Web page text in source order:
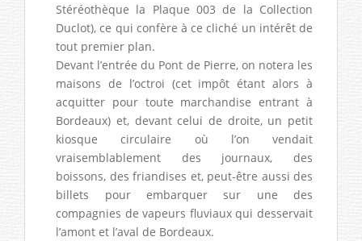
Stéréothèque la Plaque 003 de la Collection
Duclot), ce qui confère à ce cliché un intérêt de
tout premier plan.
Devant l’entrée du Pont de Pierre, on notera les
maisons de l’octroi (cet impôt étant alors à
acquitter pour toute marchandise entrant à
Bordeaux) et, devant celui de droite, un petit
kiosque circulaire où l’on vendait
vraisemblablement des journaux, des
boissons, des friandises et, peut-être aussi des
billets pour embarquer sur une des
compagnies de vapeurs fluviaux qui desservait
l’amont et l’aval de Bordeaux.